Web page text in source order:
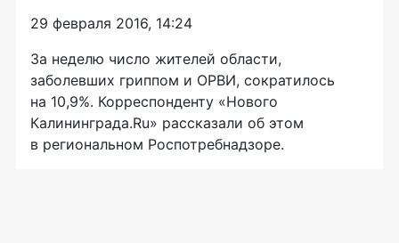
29 февраля 2016, 14:24
За неделю число жителей области,
заболевших гриппом и ОРВИ, сократилось
на 10,9%. Корреспонденту «Нового
Калининграда.Ru» рассказали об этом
в региональном Роспотребнадзоре.